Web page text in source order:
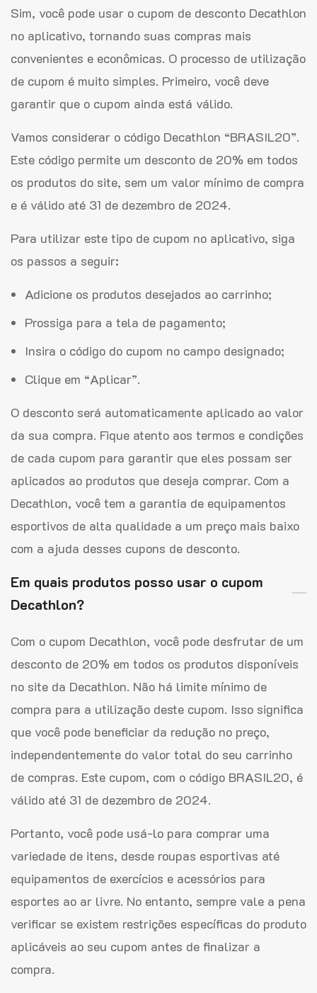
Sim, você pode usar o cupom de desconto Decathlon
no aplicativo, tornando suas compras mais
convenientes e econômicas. O processo de utilização
de cupom é muito simples. Primeiro, você deve
garantir que o cupom ainda está válido.
Vamos considerar o código Decathlon “BRASIL20”.
Este código permite um desconto de 20% em todos
os produtos do site, sem um valor mínimo de compra
e é válido até 31 de dezembro de 2024.
Para utilizar este tipo de cupom no aplicativo, siga
os passos a seguir:
Adicione os produtos desejados ao carrinho;
Prossiga para a tela de pagamento;
Insira o código do cupom no campo designado;
Clique em “Aplicar”.
O desconto será automaticamente aplicado ao valor
da sua compra. Fique atento aos termos e condições
de cada cupom para garantir que eles possam ser
aplicados ao produtos que deseja comprar. Com a
Decathlon, você tem a garantia de equipamentos
esportivos de alta qualidade a um preço mais baixo
com a ajuda desses cupons de desconto.
Em quais produtos posso usar o cupom
Decathlon?
Com o cupom Decathlon, você pode desfrutar de um
desconto de 20% em todos os produtos disponíveis
no site da Decathlon. Não há limite mínimo de
compra para a utilização deste cupom. Isso significa
que você pode beneficiar da redução no preço,
independentemente do valor total do seu carrinho
de compras. Este cupom, com o código BRASIL20, é
válido até 31 de dezembro de 2024.
Portanto, você pode usá-lo para comprar uma
variedade de itens, desde roupas esportivas até
equipamentos de exercícios e acessórios para
esportes ao ar livre. No entanto, sempre vale a pena
verificar se existem restrições específicas do produto
aplicáveis ao seu cupom antes de finalizar a
compra.